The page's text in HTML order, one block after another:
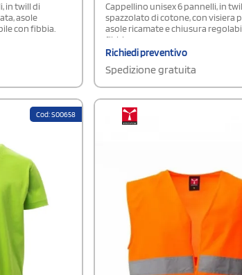
in twill di
asole
con fibbia.
Cappellino unisex 6 pannelli, in
spazzolato di cotone, con visiera
asole ricamate e chiusura
fibbia.
Richiedi preventivo
Spedizione gratuita
Cod: S00658